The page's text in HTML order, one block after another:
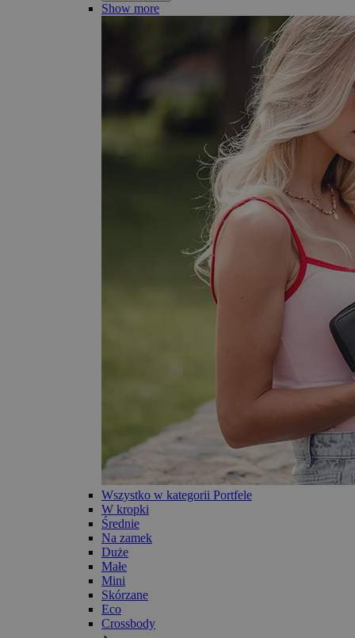
Show more
Wszystko w kategorii Portfele
W kropki
Średnie
Na zamek
Duże
Małe
Mini
Skórzane
Eco
Crossbody